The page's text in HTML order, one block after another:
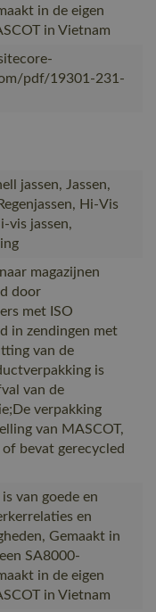
in de eigen
in Vietnam
pdf/19301-231-
jassen, Jassen,
Hi-Vis
vis jassen,
magazijnen
door
met ISO
in zendingen met
van de
is
van de
verpakking
van MASCOT,
of bevat gerecycled
van goede en
en
Gemaakt in
SA8000-
in de eigen
in Vietnam